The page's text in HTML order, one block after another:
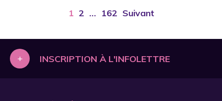
1 2 … 162 Suivant
+ INSCRIPTION À L'INFOLETTRE